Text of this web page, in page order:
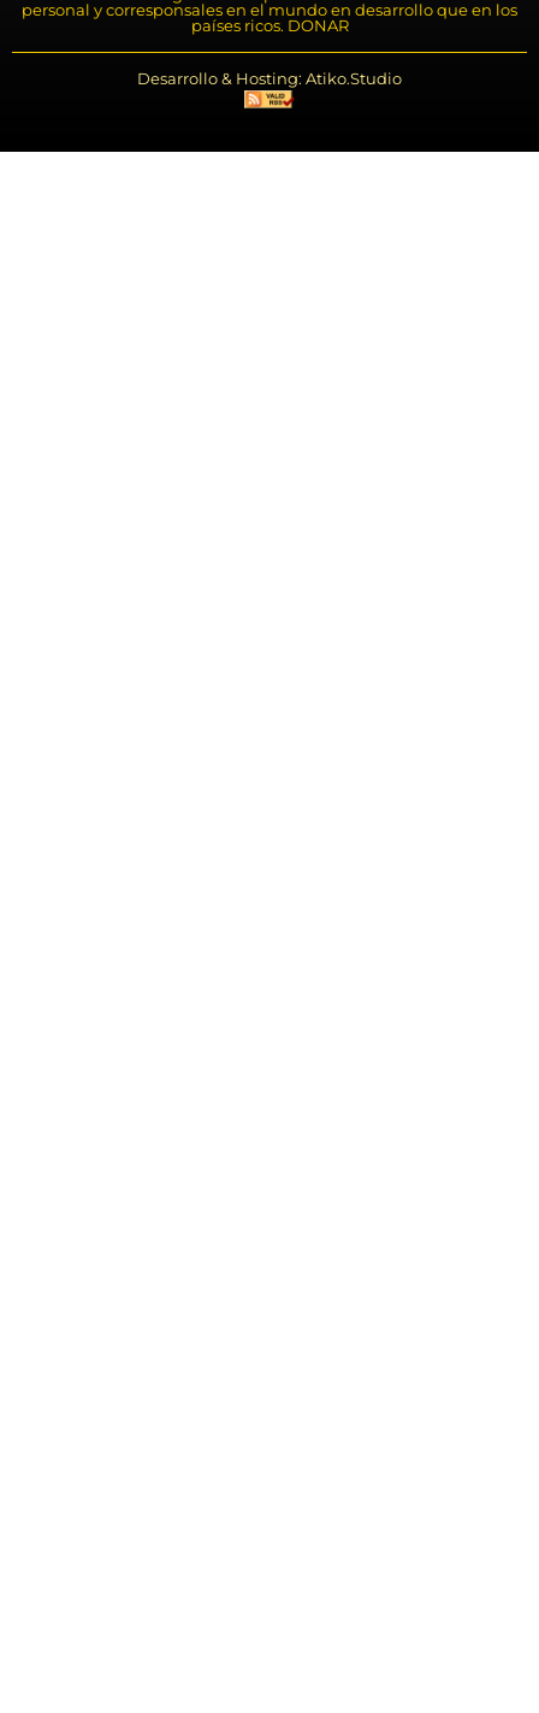
personal y corresponsales en el mundo en desarrollo que en los
países ricos. DONAR
Desarrollo & Hosting: Atiko.Studio